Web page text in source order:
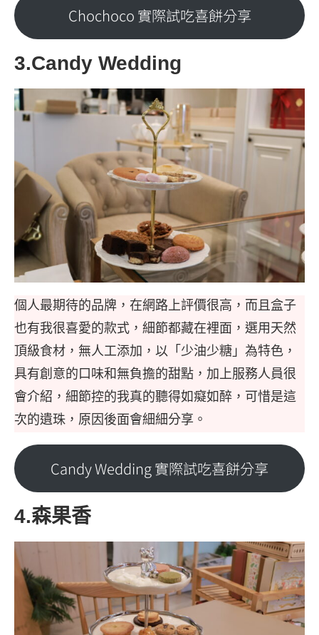
Chochoco 實際試吃喜餅分享
3.Candy Wedding
個人最期待的品牌，在網路上評價很高，而且盒子
也有我很喜愛的款式，細節都藏在裡面，選用天然
頂級食材，無人工添加，以「少油少糖」為特色，
具有創意的口味和無負擔的甜點，加上服務人員很
會介紹，細節控的我真的聽得如癡如醉，可惜是這
次的遺珠，原因後面會細細分享。
Candy Wedding 實際試吃喜餅分享
4.森果香